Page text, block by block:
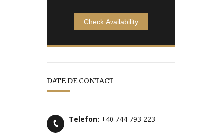
DATE DE CONTACT
Telefon: +40 744 793 223